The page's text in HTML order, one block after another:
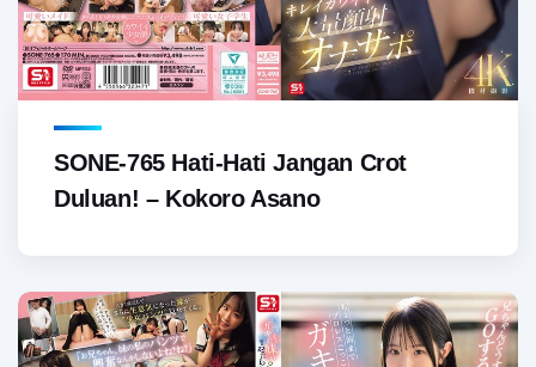
SONE-765 Hati-Hati Jangan Crot
Duluan! – Kokoro Asano